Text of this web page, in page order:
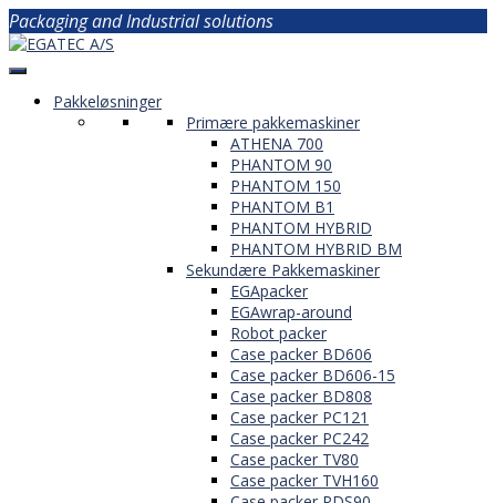
Packaging and Industrial solutions
Pakkeløsninger
Primære pakkemaskiner
ATHENA 700
PHANTOM 90
PHANTOM 150
PHANTOM B1
PHANTOM HYBRID
PHANTOM HYBRID BM
Sekundære Pakkemaskiner
EGApacker
EGAwrap-around
Robot packer
Case packer BD606
Case packer BD606-15
Case packer BD808
Case packer PC121
Case packer PC242
Case packer TV80
Case packer TVH160